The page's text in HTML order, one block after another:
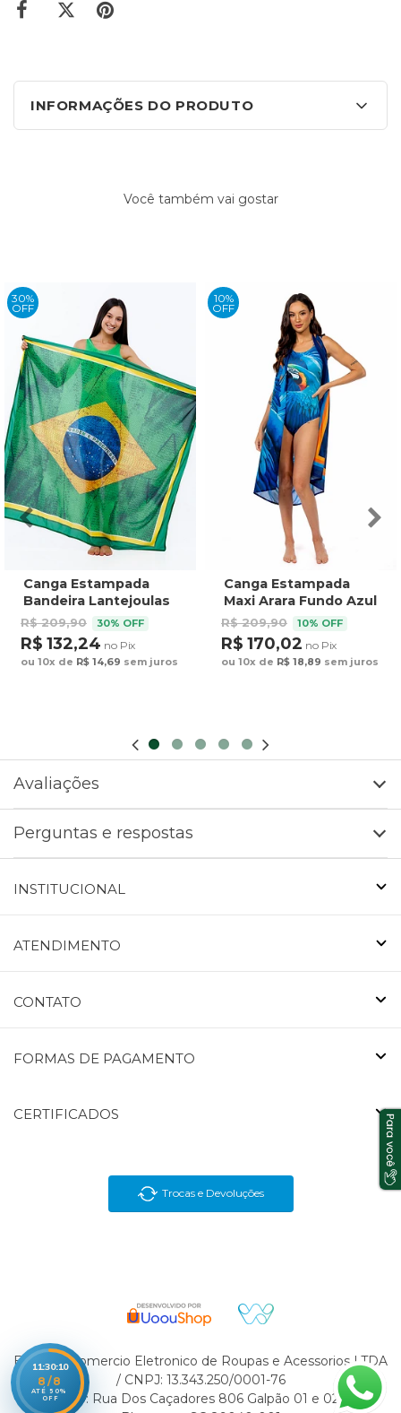
INFORMAÇÕES DO PRODUTO
Você também vai gostar
30%
OFF
Canga Estampada
Bandeira Lantejoulas
R$ 209,90 30% OFF
R$ 132,24 no Pix
ou 10x de R$ 14,69 sem juros
10%
OFF
Canga Estampada
Maxi Arara Fundo Azul
R$ 209,90 10% OFF
R$ 170,02 no Pix
ou 10x de R$ 18,89 sem juros
Avaliações
Perguntas e respostas
INSTITUCIONAL
ATENDIMENTO
CONTATO
FORMAS DE PAGAMENTO
CERTIFICADOS
Trocas e Devoluções
En Brasil Comercio Eletronico de Roupas e Acessorios LTDA
/ CNPJ: 13.343.250/0001-76
Endereço: Rua Dos Caçadores 806 Galpão 01 e 02 Velha
11:30:10
8/8
ATÉ 50%
OFF